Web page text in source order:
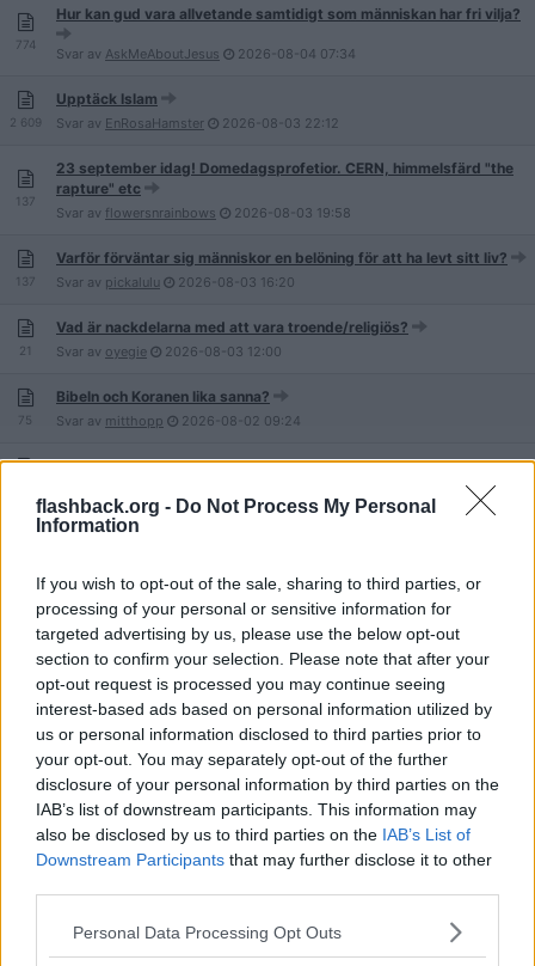
flashback.org - Do Not Process My Personal
Information
If you wish to opt-out of the sale, sharing to third parties, or
processing of your personal or sensitive information for
targeted advertising by us, please use the below opt-out
section to confirm your selection. Please note that after your
opt-out request is processed you may continue seeing
interest-based ads based on personal information utilized by
us or personal information disclosed to third parties prior to
your opt-out. You may separately opt-out of the further
disclosure of your personal information by third parties on the
IAB’s list of downstream participants. This information may
also be disclosed by us to third parties on the IAB’s List of
Downstream Participants that may further disclose it to other
Personal Data Processing Opt Outs
774
Hur kan gud vara allvetande samtidigt som människan har fri vilja?
Svar av AskMeAboutJesus 2026-08-04 07:34
2 609
Upptäck Islam
Svar av EnRosaHamster 2026-08-03 22:12
137
23 september idag! Domedagsprofetior. CERN, himmelsfärd "the
rapture" etc
Svar av flowersnrainbows 2026-08-03 19:58
137
Varför förväntar sig människor en belöning för att ha levt sitt liv?
Svar av pickalulu 2026-08-03 16:20
21
Vad är nackdelarna med att vara troende/religiös?
Svar av oyegie 2026-08-03 12:00
75
Bibeln och Koranen lika sanna?
Svar av mitthopp 2026-08-02 09:24
Vad får man ut av att gå i kyrkan?
Vad är en sekt?
Varför finns det så många religioner?
Svar av Pinoputchin 2026-08-0121:14
Varför behövde Jesus dö?
Bassiehof 2026-08-01
1 007
Vem är Gud? Och vem var Jesus egentligen?
Svar avAskMeAboutJesus 2026-07-31 08:57
Varför få vi aldrig lära oss om Sanningen?
Svar avAskMeAboutJesus 2026-07-3013:10